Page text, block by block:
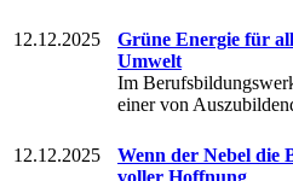
12.12.2025
Grüne Energie für
Umwelt
Im
einer von
12.12.2025
Wenn der Nebel die
voller Hoffnung